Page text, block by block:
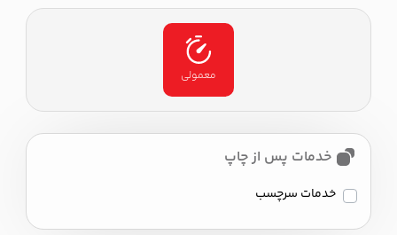
معمولی
خدمات پس از چاپ
خدمات سرچسب